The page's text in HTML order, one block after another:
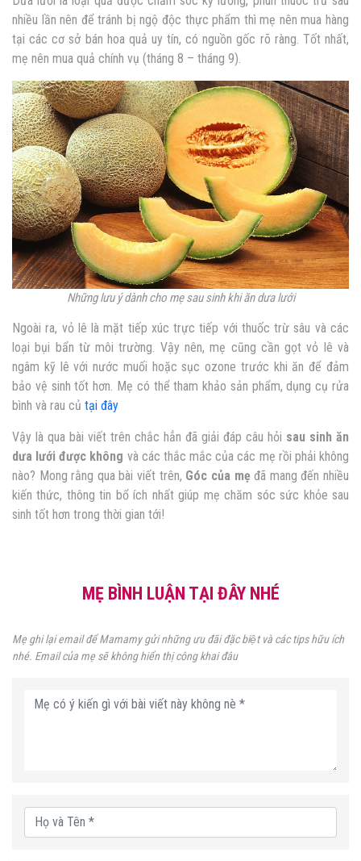
nhiều lần nên để tránh bị ngộ độc thực phẩm thì mẹ nên mua hàng
tại các cơ sở bán hoa quả uy tín, có nguồn gốc rõ ràng. Tốt nhất,
mẹ nên mua quả chính vụ (tháng 8 – tháng 9).
Những lưu ý dành cho mẹ sau sinh khi ăn dưa lưới
Ngoài ra, vỏ lê là mặt tiếp xúc trực tiếp với thuốc trừ sâu và các
loại bụi bẩn từ môi trường. Vậy nên, mẹ cũng cần gọt vỏ lê và
ngâm kỹ lê với nước muối hoặc sục ozone trước khi ăn để đảm
bảo vệ sinh tốt hơn. Mẹ có thể tham khảo sản phẩm, dụng cụ rửa
bình và rau củ tại đây
Vậy là qua bài viết trên chắc hẳn đã giải đáp câu hỏi sau sinh ăn
dưa lưới được không và các thắc mắc của các mẹ rồi phải không
nào? Mong rằng qua bài viết trên, Góc của mẹ đã mang đến nhiều
kiến thức, thông tin bổ ích nhất giúp mẹ chăm sóc sức khỏe sau
sinh tốt hơn trong thời gian tới!
MẸ BÌNH LUẬN TẠI ĐÂY NHÉ
Mẹ ghi lại email để Mamamy gửi những ưu đãi đặc biệt và các tips hữu ích
nhé. Email của mẹ sẽ không hiển thị công khai đâu